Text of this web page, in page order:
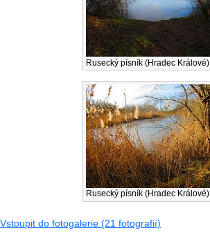
Rusecký písník (Hradec Králové)
Rusecký písník (Hradec Králové)
Vstoupit do fotogalerie (21 fotografií)